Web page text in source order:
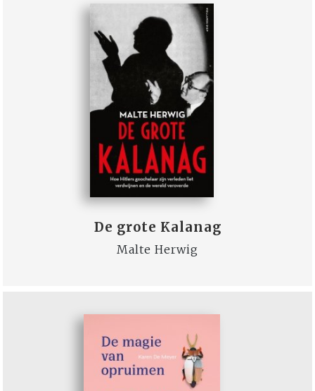
De grote Kalanag
Malte Herwig